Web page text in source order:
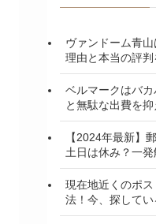
ヴァンドーム青山
理由と本当の評判
ベルマークはバ
と無駄な出費を抑
【2024年最新】
土日は休み？一発
現在地近くのポ
法！今、探してい